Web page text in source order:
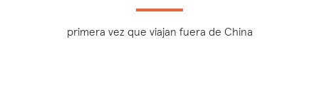
primera vez que viajan fuera de China